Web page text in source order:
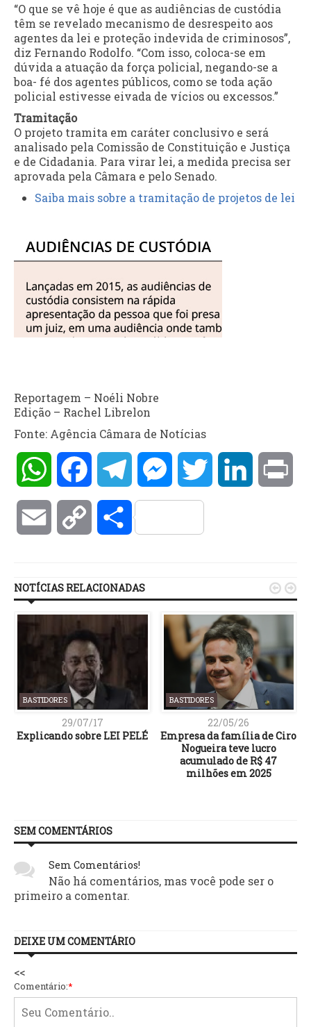
“O que se vê hoje é que as audiências de custódia
têm se revelado mecanismo de desrespeito aos
agentes da lei e proteção indevida de criminosos”,
diz Fernando Rodolfo. “Com isso, coloca-se em
dúvida a atuação da força policial, negando-se a
boa- fé dos agentes públicos, como se toda ação
policial estivesse eivada de vícios ou excessos.”
Tramitação
O projeto tramita em caráter conclusivo e será
analisado pela Comissão de Constituição e Justiça
e de Cidadania. Para virar lei, a medida precisa ser
aprovada pela Câmara e pelo Senado.
Saiba mais sobre a tramitação de projetos de lei
Reportagem – Noéli Nobre
Edição – Rachel Librelon
Fonte: Agência Câmara de Notícias
WhatsAppFacebookTelegramMessengerTwitter LinkedIn
Email Copy Compartilhar
NOTÍCIAS RELACIONADAS
BASTIDORES
29/07/17
Explicando sobre LEI PELÉ
BASTIDORES
22/05/26
Empresa da família de Ciro
Nogueira teve lucro
acumulado de R$ 47
milhões em 2025
 
SEM COMENTÁRIOS
Sem Comentários!
Não há comentários, mas você pode ser o
primeiro a comentar.
DEIXE UM COMENTÁRIO
<<
Comentário:*